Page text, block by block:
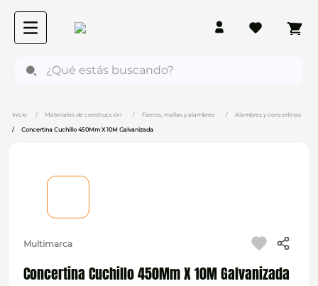
Materiales de construcción Fierros, mallas y alambres Alambres y concertinas
Concertina Cuchillo 450Mm X 10M Galvanizada
Multimarca
Concertina Cuchillo 450Mm X 10M Galvanizada